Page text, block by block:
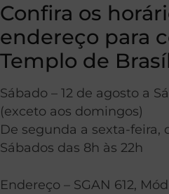
Confira os
endereço para
Templo de
Sábado – 12 de agosto a
(exceto aos domingos)
De segunda a sexta-feira,
Sábados das 8h às 22h
Endereço – SGAN 612,